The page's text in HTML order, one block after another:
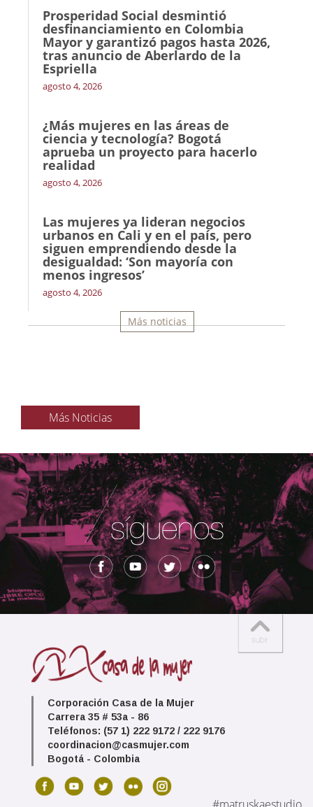
Prosperidad Social desmintió
desfinanciamiento en Colombia
Mayor y garantizó pagos hasta 2026,
tras anuncio de Aberlardo de la
Espriella
agosto 4, 2026
¿Más mujeres en las áreas de
ciencia y tecnología? Bogotá
aprueba un proyecto para hacerlo
realidad
agosto 4, 2026
Las mujeres ya lideran negocios
urbanos en Cali y en el país, pero
siguen emprendiendo desde la
desigualdad: ‘Son mayoría con
menos ingresos’
agosto 4, 2026
Más noticias
Más Noticias
Corporación Casa de la Mujer
Carrera 35 # 53a - 86
Teléfonos: (57 1) 222 9172 / 222 9176
coordinacion@casmujer.com
Bogotá - Colombia